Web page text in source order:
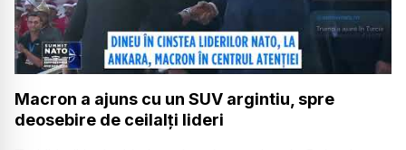
Macron a ajuns cu un SUV argintiu, spre
deosebire de ceilalți lideri